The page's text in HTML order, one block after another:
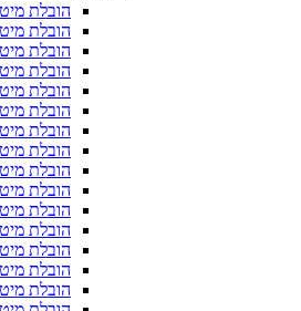
הובלת מיטה בתל אביב
הובלת מיטה בראשון לציון
הובלת מיטה בפתח תקווה
הובלת מיטה בנתניה
הובלת מיטה באשדוד
הובלת מיטה בבני ברק
הובלת מיטה בחולון
הובלת מיטה ברמת גן
הובלת מיטה בבית שמש
הובלת מיטה ברחובות
הובלת מיטה בת ים
הובלת מיטה בהרצליה
הובלת מיטה בכפר סבא
הובלת מיטה במודיעין
הובלת מיטה בלוד